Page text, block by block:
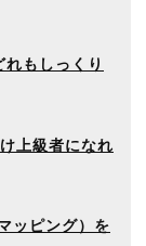
もしっくり
上級者になれ
ッピング）を